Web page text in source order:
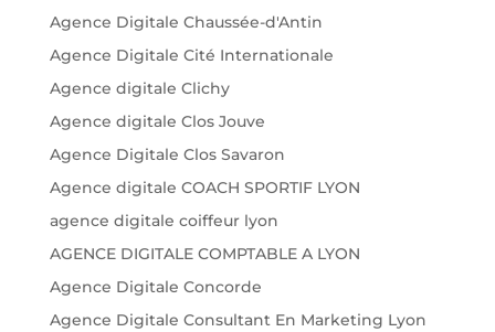
Agence Digitale Chaussée-d'Antin
Agence Digitale Cité Internationale
Agence digitale Clichy
Agence digitale Clos Jouve
Agence Digitale Clos Savaron
Agence digitale COACH SPORTIF LYON
agence digitale coiffeur lyon
AGENCE DIGITALE COMPTABLE A LYON
Agence Digitale Concorde
Agence Digitale Consultant En Marketing Lyon